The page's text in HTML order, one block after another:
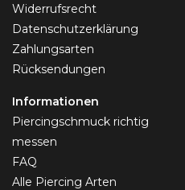
Widerrufsrecht
Datenschutzerklärung
Zahlungsarten
Rücksendungen
Informationen
Piercingschmuck richtig
messen
FAQ
Alle Piercing Arten